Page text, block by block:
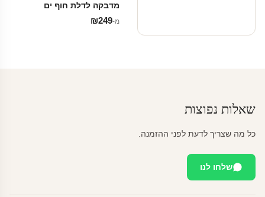
מדבקה לדלת חוף ים
מ‑ ₪249
שאלות נפוצות
כל מה שצריך לדעת לפני ההזמנה.
שלחו לנו